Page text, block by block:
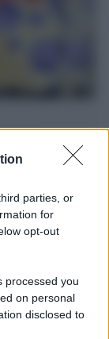
parties, or
for
opt-out
processed you
on personal
disclosed to
basi
lavoro
l'Europa